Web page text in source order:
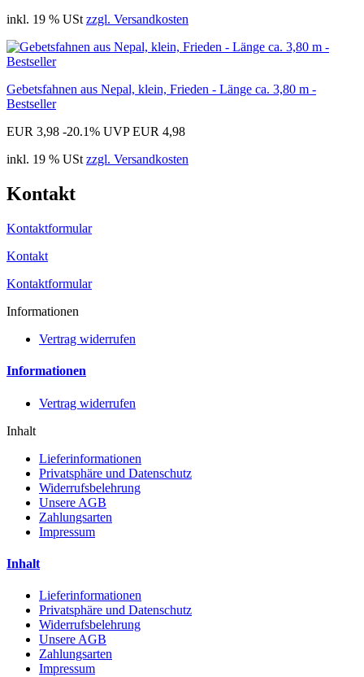
inkl. 19 % USt zzgl. Versandkosten
Gebetsfahnen aus Nepal, klein, Frieden - Länge ca. 3,80 m -
Bestseller
EUR 3,98 -20.1% UVP EUR 4,98
inkl. 19 % USt zzgl. Versandkosten
Kontakt
Kontaktformular
Kontakt
Kontaktformular
Informationen
Vertrag widerrufen
Informationen
Vertrag widerrufen
Inhalt
Lieferinformationen
Privatsphäre und Datenschutz
Widerrufsbelehrung
Unsere AGB
Zahlungsarten
Impressum
Inhalt
Lieferinformationen
Privatsphäre und Datenschutz
Widerrufsbelehrung
Unsere AGB
Zahlungsarten
Impressum